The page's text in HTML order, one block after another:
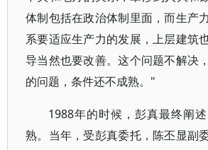
体制包括在政治体制里面，而生产
系要适应生产力的发展，上层建筑
导当然也要改善。这个问题不解决
的问题，条件还不成熟。"
1988年的时候，彭真最终阐
熟。当年，受彭真委托，陈丕显副